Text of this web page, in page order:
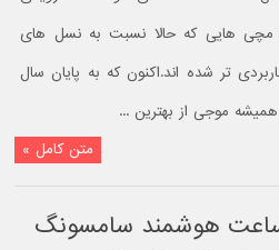
مچی هایی که حالا نسبت به نسل های
تر شده اند.اکنون که به پایان سال
متن کامل »
هوشمند سامسونگ